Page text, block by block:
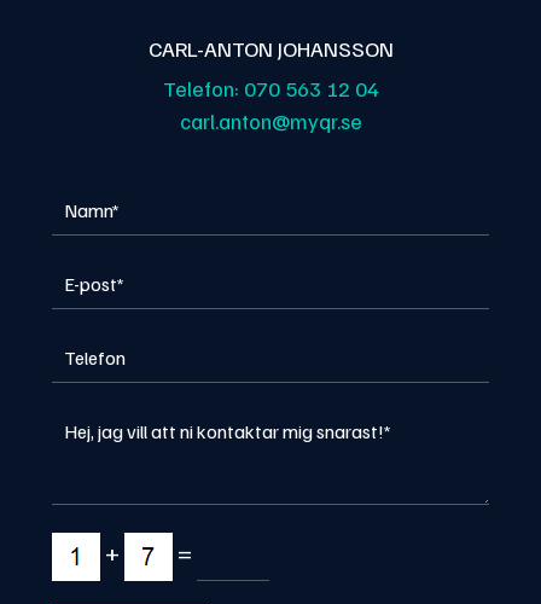
CARL-ANTON JOHANSSON
Telefon: 070 563 12 04
carl.anton@myqr.se
+ =